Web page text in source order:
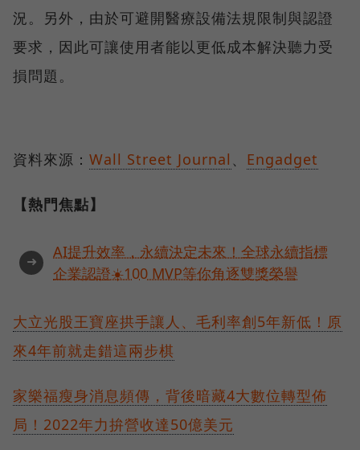
況。另外，由於可避開醫療設備法規限制與認證
要求，因此可讓使用者能以更低成本解決聽力受
損問題。
資料來源： Wall Street Journal 、 Engadget
【熱門焦點】
➜
AI提升效率，永續決定未來！全球永續指標
企業認證☀️100 MVP等你角逐雙獎榮譽
大立光股王寶座拱手讓人、毛利率創5年新低！原
來4年前就走錯這兩步棋
家樂福瘦身消息頻傳，背後暗藏4大數位轉型佈
局！2022年力拚營收達50億美元